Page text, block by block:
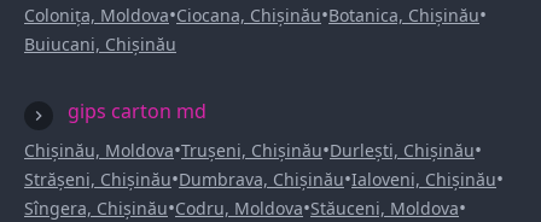
Colonița, Moldova•Ciocana, Chișinău•Botanica, Chișinău•
Buiucani, Chișinău
gips carton md
Chișinău, Moldova•Trușeni, Chișinău•Durlești, Chișinău•
Strășeni, Chișinău•Dumbrava, Chișinău•Ialoveni, Chișinău•
Sîngera, Chișinău•Codru, Moldova•Stăuceni, Moldova•